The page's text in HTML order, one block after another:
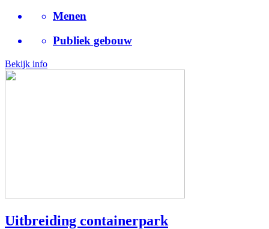
Menen
Publiek gebouw
Bekijk info
Uitbreiding containerpark